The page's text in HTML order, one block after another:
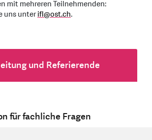
mit mehreren Teilnehmenden:
uns unterifl@ost.ch.
und Referierende
für fachliche Fragen